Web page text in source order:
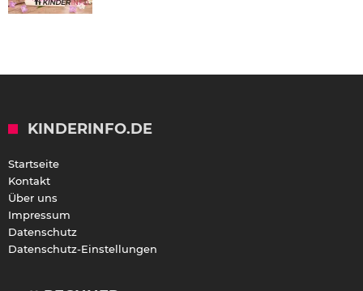
KINDERINFO.DE
Startseite
Kontakt
Über uns
Impressum
Datenschutz
Datenschutz-Einstellungen